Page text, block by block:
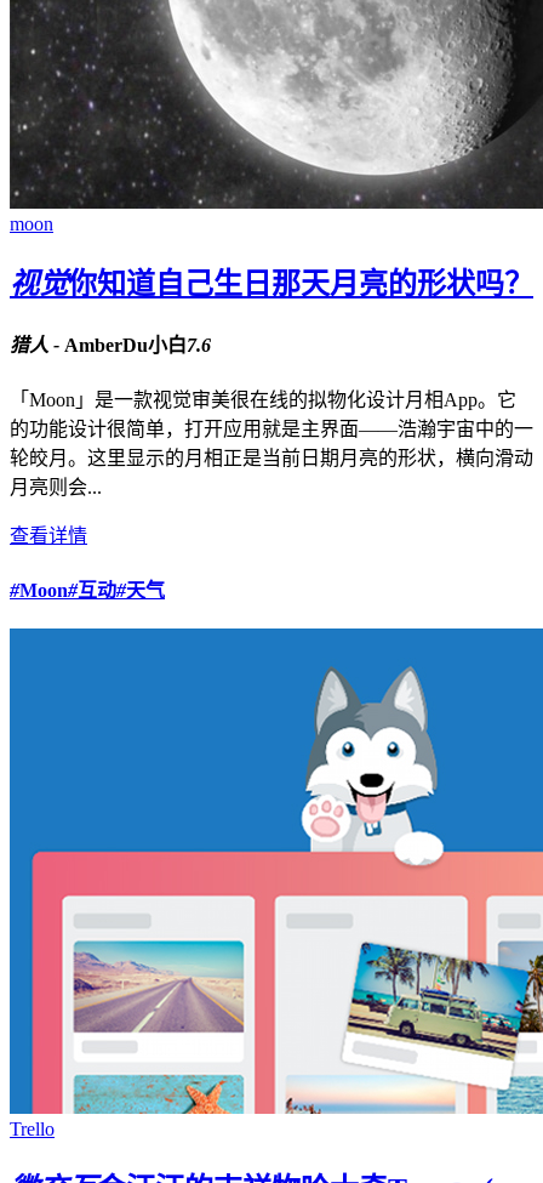
moon
视觉你知道自己生日那天月亮的形状吗？
猎人 - AmberDu小白7.6
「Moon」是一款视觉审美很在线的拟物化设计月相App。它
的功能设计很简单，打开应用就是主界面——浩瀚宇宙中的一
轮皎月。这里显示的月相正是当前日期月亮的形状，横向滑动
月亮则会...
查看详情
#Moon#互动#天气
Trello